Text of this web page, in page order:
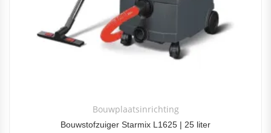
Bouwplaatsinrichting
Bouwstofzuiger Starmix L1625 | 25 liter